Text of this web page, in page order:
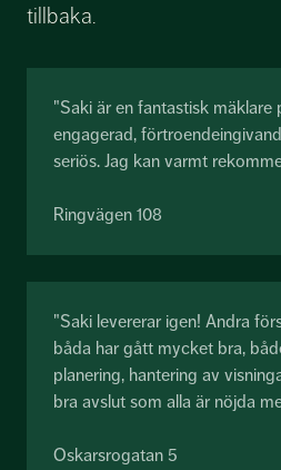
tillbaka.
"Saki är en fantastisk mäklare
engagerad,
seriös. Jag kan varmt
Ringvägen 108
"Saki levererar igen! Andra
båda har gått mycket bra,
planering, hantering av
bra avslut som alla är nöjda
Oskarsrogatan 5